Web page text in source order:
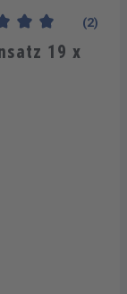
(2)
19 x